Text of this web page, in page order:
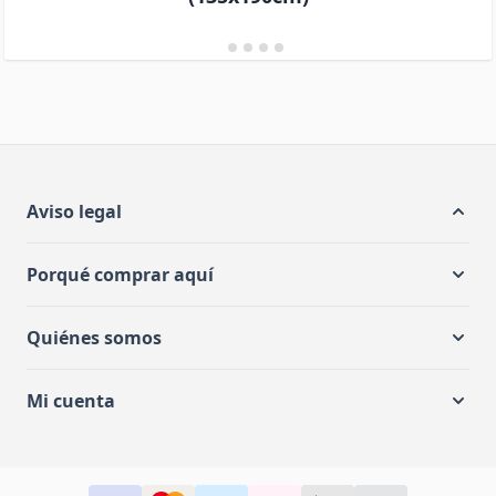
Aviso legal
Porqué comprar aquí
Quiénes somos
Mi cuenta